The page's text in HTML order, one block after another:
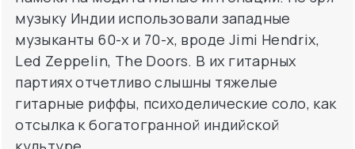
музыку Индии использовали западные
музыканты 60-х и 70-х, вроде Jimi Hendrix,
Led Zeppelin, The Doors. В их гитарных
партиях отчетливо слышны тяжелые
гитарные риффы, психоделические соло, как
отсылка к богатогранной индийской